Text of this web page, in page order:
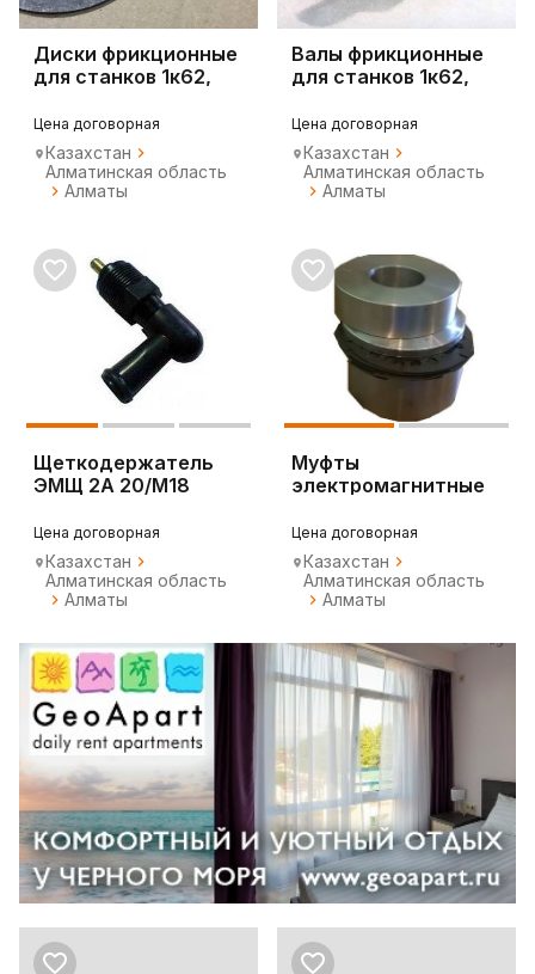
Диски фрикционные
для станков 1к62,
Цена договорная
Казахстан
Алматинская область
Алматы
Валы фрикционные
для станков 1к62,
Цена договорная
Казахстан
Алматинская область
Алматы
Щеткодержатель
ЭМЩ 2А 20/М18
Цена договорная
Казахстан
Алматинская область
Алматы
Муфты
электромагнитные
Цена договорная
Казахстан
Алматинская область
Алматы